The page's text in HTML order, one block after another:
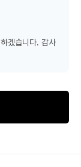
겠습니다. 감사